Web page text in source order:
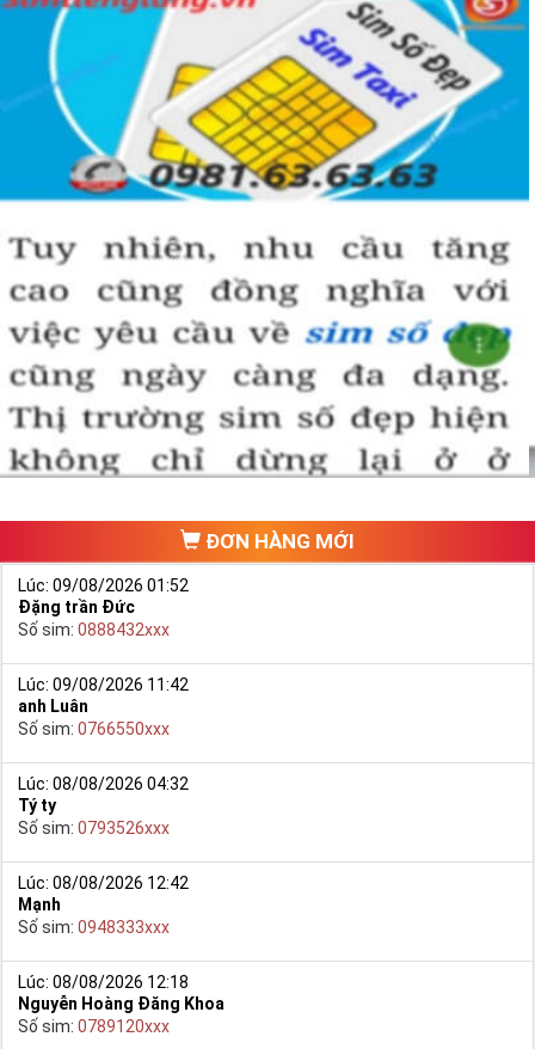
ĐƠN HÀNG MỚI
Lúc: 09/08/2026 01:52
Đặng trần Đức
Số sim: 0888432xxx
Lúc: 09/08/2026 11:42
anh Luân
Số sim: 0766550xxx
Lúc: 08/08/2026 04:32
Tý ty
Số sim: 0793526xxx
Lúc: 08/08/2026 12:42
Mạnh
Số sim: 0948333xxx
Lúc: 08/08/2026 12:18
Nguyễn Hoàng Đăng Khoa
Số sim: 0789120xxx